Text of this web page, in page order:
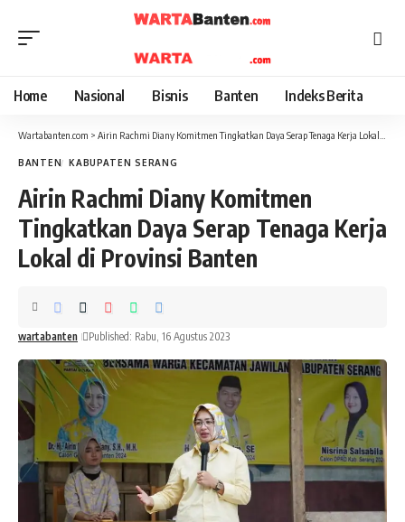
Home Nasional Bisnis Banten Indeks Berita
Wartabanten.com > Airin Rachmi Diany Komitmen Tingkatkan Daya Serap Tenaga Kerja Lokal di Provinsi Banten
BANTEN KABUPATEN SERANG
Airin Rachmi Diany Komitmen
Tingkatkan Daya Serap Tenaga Kerja
Lokal di Provinsi Banten
wartabanten Published: Rabu, 16 Agustus 2023